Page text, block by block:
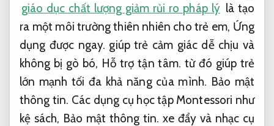
giáo dục chất lượng giảm rủi ro pháp lý là tạo
ra một môi trường thiên nhiên cho trẻ em, Ứng
dụng được ngay. giúp trẻ cảm giác dễ chịu và
không bị gò bó, Hỗ trợ tận tâm. từ đó giúp trẻ
lớn mạnh tối đa khả năng của mình. Bảo mật
thông tin. Các dụng cụ học tập Montessori như
kệ sách, Bảo mật thông tin. xe đẩy và nhạc cụ